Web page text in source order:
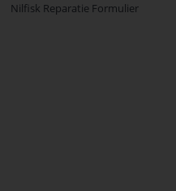
Nilfisk Reparatie Formulier